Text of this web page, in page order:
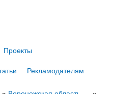
Проекты
Рекламодателям